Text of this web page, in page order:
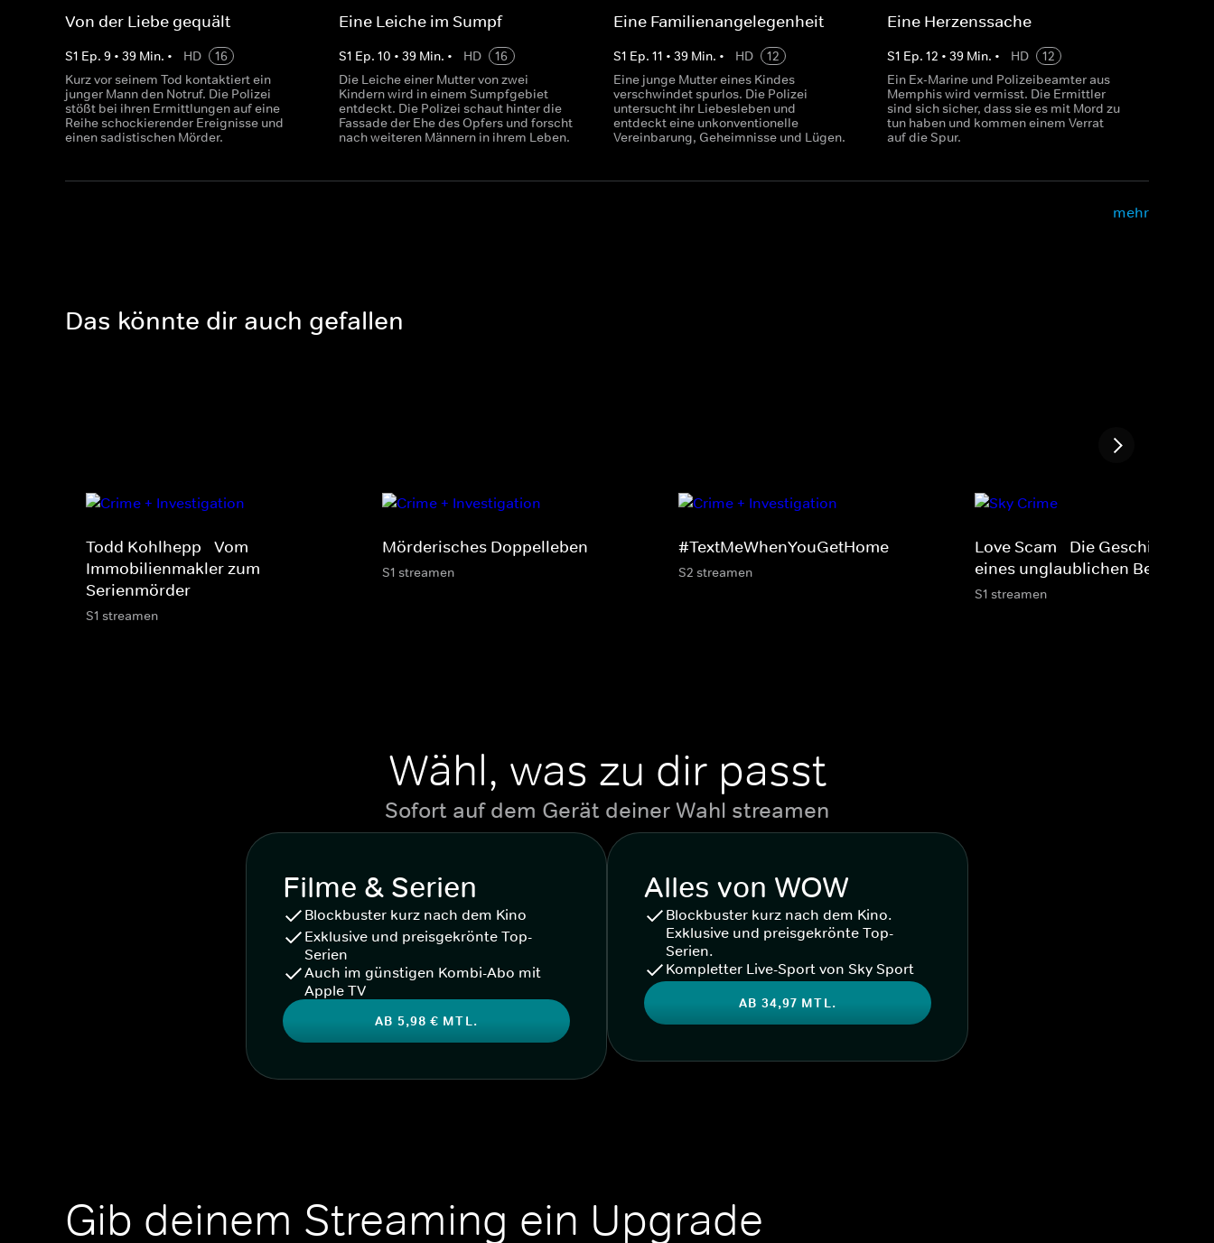
Von der Liebe gequält
S1 Ep. 9 • 39 Min. • HD
16
Kurz vor seinem Tod kontaktiert ein
junger Mann den Notruf. Die Polizei
stößt bei ihren Ermittlungen auf eine
Reihe schockierender Ereignisse und
einen sadistischen Mörder.
Eine Leiche im Sumpf
S1 Ep.10 •39 Min. • HD
16
Die Leiche einer Mutter von zwei
Kindern wird in einem Sumpfgebiet
entdeckt. Die Polizei schaut hinter die
Fassade der Ehe des Opfers und forscht
nach weiteren Männern in ihrem Leben.
Eine Familienangelegenheit
S1 Ep. 11 • 39Min. • HD
12
Eine junge Mutter eines Kindes
verschwindet spurlos. Die Polizei
untersucht ihr Liebesleben und
entdeckt eine unkonventionelle
Vereinbarung, Geheimnisse und Lügen.
Eine Herzenssache
S1 Ep. 12 • 39Min. • HD
12
Ein Ex-Marine und Polizeibeamter aus
Memphis wird vermisst. Die Ermittler
sind sich sicher, dass sie es mit Mord zu
tun haben und kommen einem Verrat
auf die Spur.
mehr
Das könnte dir auch gefallen
Todd Kohlhepp - Vom
Immobilienmakler zum
Serienmörder
S1 streamen
Mörderisches Doppelleben
S1 streamen
#TextMeWhenYouGetHome
S2 streamen
Love Scam - Die Geschichte
eines unglaublichen Betrugs
S1 streamen
Wähl, was zu dir passt
Sofort auf dem Gerät deiner Wahl streamen
Filme & Serien
Blockbuster kurz nach dem Kino
Exklusive und preisgekrönte Top-
Serien
Auch im günstigen Kombi-Abo mit
Apple TV
AB 5,98 € MTL.
Alles von WOW
Blockbuster kurz nach dem Kino.
Exklusive und preisgekrönte Top-
Serien.
Kompletter Live-Sport von Sky Sport
AB 34,97 MTL.
Gib deinem Streaming ein Upgrade